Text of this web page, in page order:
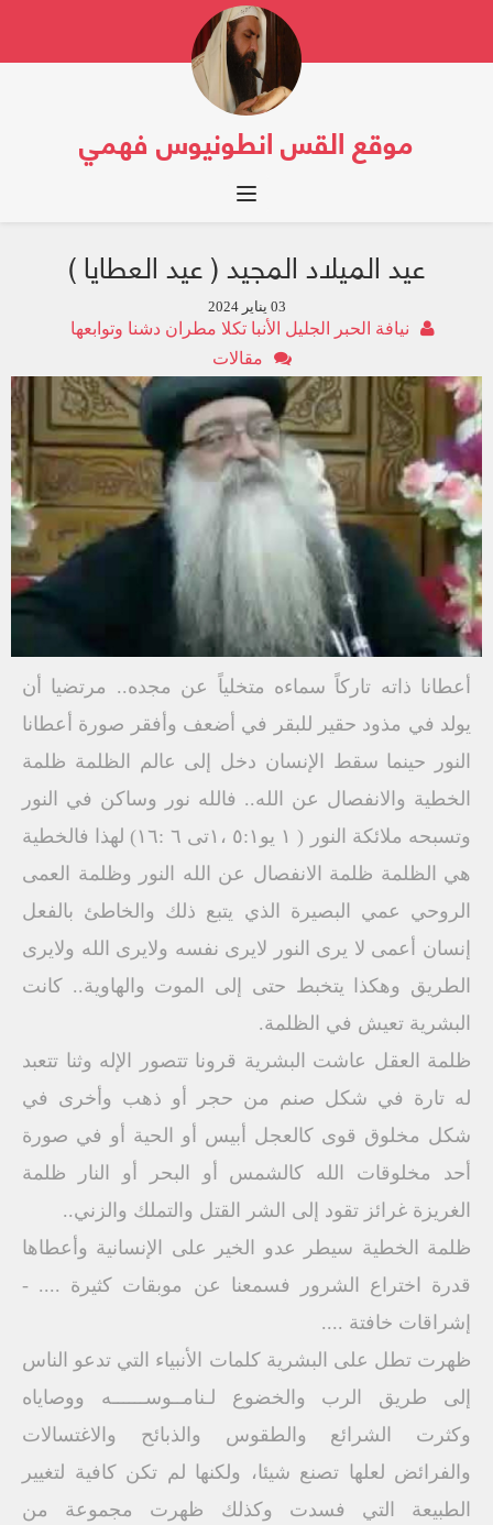
موقع القس انطونيوس فهمي
Toggle navigation
عيد الميلاد المجيد ( عيد العطايا )
03 يناير 2024
نيافة الحبر الجليل الأنبا تكلا مطران دشنا وتوابعها
مقالات
أعطانا ذاته تاركاً سماءه متخلياً عن مجده.. مرتضيا أن
يولد في مذود حقير للبقر في أضعف وأفقر صورة أعطانا
النور حينما سقط الإنسان دخل إلى عالم الظلمة ظلمة
الخطية والانفصال عن الله.. فالله نور وساكن في النور
وتسبحه ملائكة النور ( ١ يو٥:١ ،١تى ٦ :١٦) لهذا فالخطية
هي الظلمة ظلمة الانفصال عن الله النور وظلمة العمى
الروحي عمي البصيرة الذي يتبع ذلك والخاطئ بالفعل
إنسان أعمى لا يرى النور لايرى نفسه ولایری الله ولايرى
الطريق وهكذا يتخبط حتى إلى الموت والهاوية.. كانت
البشرية تعيش في الظلمة.
ظلمة العقل عاشت البشرية قرونا تتصور الإله وثنا تتعبد
له تارة في شكل صنم من حجر أو ذهب وأخرى في
شكل مخلوق قوى كالعجل أبيس أو الحية أو في صورة
أحد مخلوقات الله كالشمس أو البحر أو النار ظلمة
الغريزة غرائز تقود إلى الشر القتل والتملك والزني..
ظلمة الخطية سيطر عدو الخير على الإنسانية وأعطاها
قدرة اختراع الشرور فسمعنا عن موبقات كثيرة .... -
إشراقات خافتة ....
ظهرت تطل على البشرية كلمات الأنبياء التي تدعو الناس
إلى طريق الرب والخضوع لـنامــوســــــه ووصاياه
وكثرت الشرائع والطقوس والذبائح والاغتسالات
والفرائض لعلها تصنع شيئا، ولكنها لم تكن كافية لتغيير
الطبيعة التي فسدت وكذلك ظهرت مجموعة من